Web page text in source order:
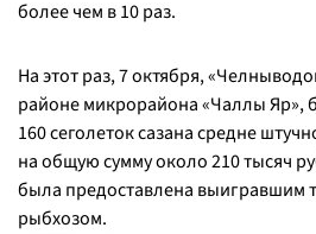
более чем в 10 раз.
На этот раз, 7 октября,
районе микрорайона «Чаллы Яр»,
160 сеголеток сазана средне
на общую сумму около 210 тысяч
была предоставлена выигравшим
рыбхозом.